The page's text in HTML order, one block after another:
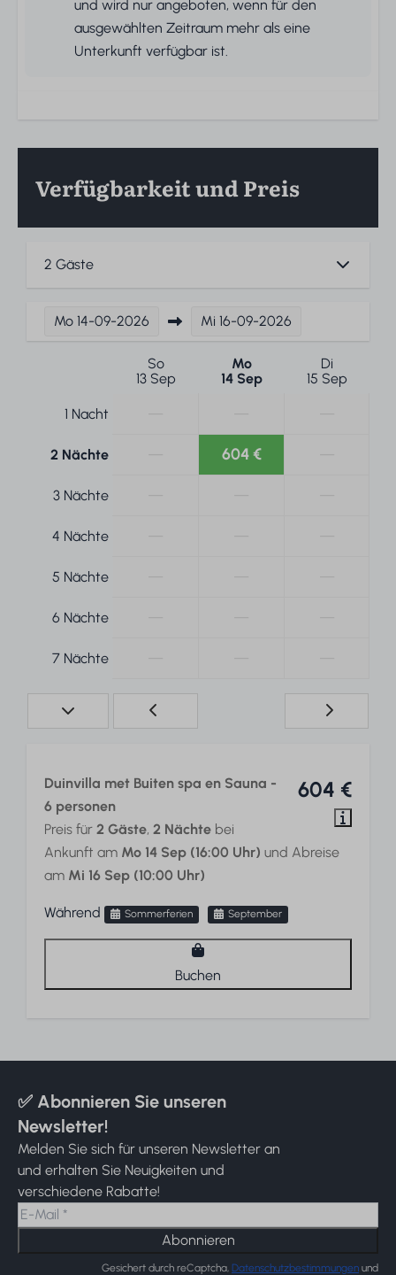
und wird nur angeboten, wenn für den
ausgewählten Zeitraum mehr als eine
Unterkunft verfügbar ist.
Verfügbarkeit und Preis
2 Gäste
Mo 14-09-2026 Mi 16-09-2026
So
13 Sep
Mo
14 Sep
Di
15 Sep
1 Nacht
2 Nächte 604 €
3 Nächte
4 Nächte
5 Nächte
6 Nächte
7 Nächte
604 €
Duinvilla met Buiten spa en Sauna -
6 personen
Preis für 2 Gäste, 2 Nächte bei
Ankunft am Mo 14 Sep (16:00 Uhr) und Abreise
am Mi 16 Sep (10:00 Uhr)
Während Sommerferien September
Buchen
✅ Abonnieren Sie unseren
Newsletter!
Melden Sie sich für unseren Newsletter an
und erhalten Sie Neuigkeiten und
verschiedene Rabatte!
Abonnieren
Gesichert durch reCaptcha, Datenschutzbestimmungen und